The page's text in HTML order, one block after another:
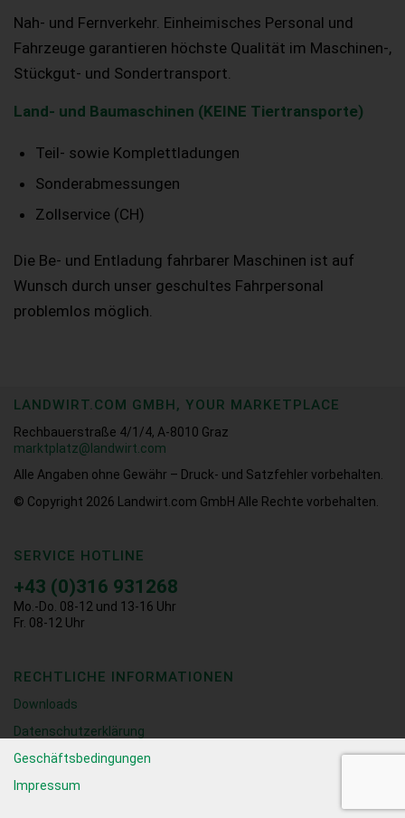
Nah- und Fernverkehr. Einheimisches Personal und
Fahrzeuge garantieren höchste Qualität im Maschinen-,
Stückgut- und Sondertransport.
Land- und Baumaschinen (KEINE Tiertransporte)
Teil- sowie Komplettladungen
Sonderabmessungen
Zollservice (CH)
Die Be- und Entladung fahrbarer Maschinen ist auf
Wunsch durch unser geschultes Fahrpersonal
problemlos möglich.
LANDWIRT.COM GMBH, YOUR MARKETPLACE
Rechbauerstraße 4/1/4, A-8010 Graz
marktplatz@landwirt.com
Alle Angaben ohne Gewähr – Druck- und Satzfehler vorbehalten.
© Copyright 2026 Landwirt.com GmbH Alle Rechte vorbehalten.
SERVICE HOTLINE
+43 (0)316 931268
Mo.-Do. 08-12 und 13-16 Uhr
Fr. 08-12 Uhr
RECHTLICHE INFORMATIONEN
Downloads
Datenschutzerklärung
Geschäftsbedingungen
Impressum